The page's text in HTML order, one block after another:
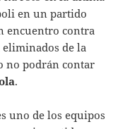
en un partido
encuentro contra
eliminados de la
no podrán contar
.
uno de los equipos